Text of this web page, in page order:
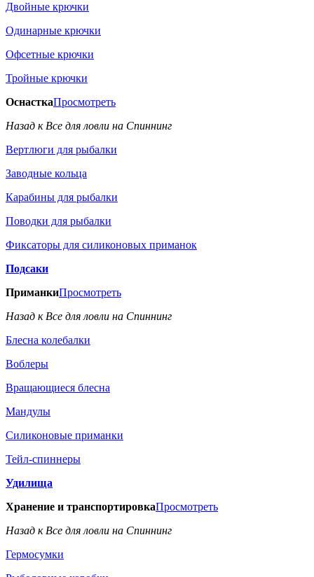
Двойные крючки
Одинарные крючки
Офсетные крючки
Тройные крючки
ОснасткаПросмотреть
Назад к Все для ловли на Спиннинг
Вертлюги для рыбалки
Заводные кольца
Карабины для рыбалки
Поводки для рыбалки
Фиксаторы для силиконовых приманок
Подсаки
ПриманкиПросмотреть
Назад к Все для ловли на Спиннинг
Блесна колебалки
Воблеры
Вращающиеся блесна
Мандулы
Силиконовые приманки
Тейл-спиннеры
Удилища
Хранение и транспортировкаПросмотреть
Назад к Все для ловли на Спиннинг
Гермосумки